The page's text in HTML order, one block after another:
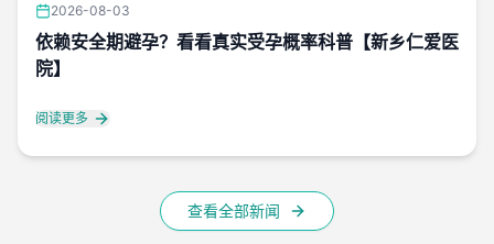
2026-08-03
依赖安全期避孕？看看真实受孕概率科普【新乡仁爱医
院】
阅读更多
查看全部新闻